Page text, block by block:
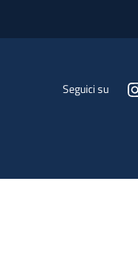
Seguici su